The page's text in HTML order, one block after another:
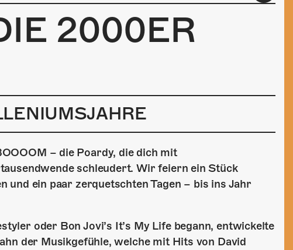
2000ER
– die Poardy, die dich mit
schleudert. Wir feiern ein Stück
und ein paar zerquetschten Tagen – bis ins Jahr
oder Bon Jovi’s It’s My Life begann, entwickelte
der Musikgefühle, welche mit Hits von David